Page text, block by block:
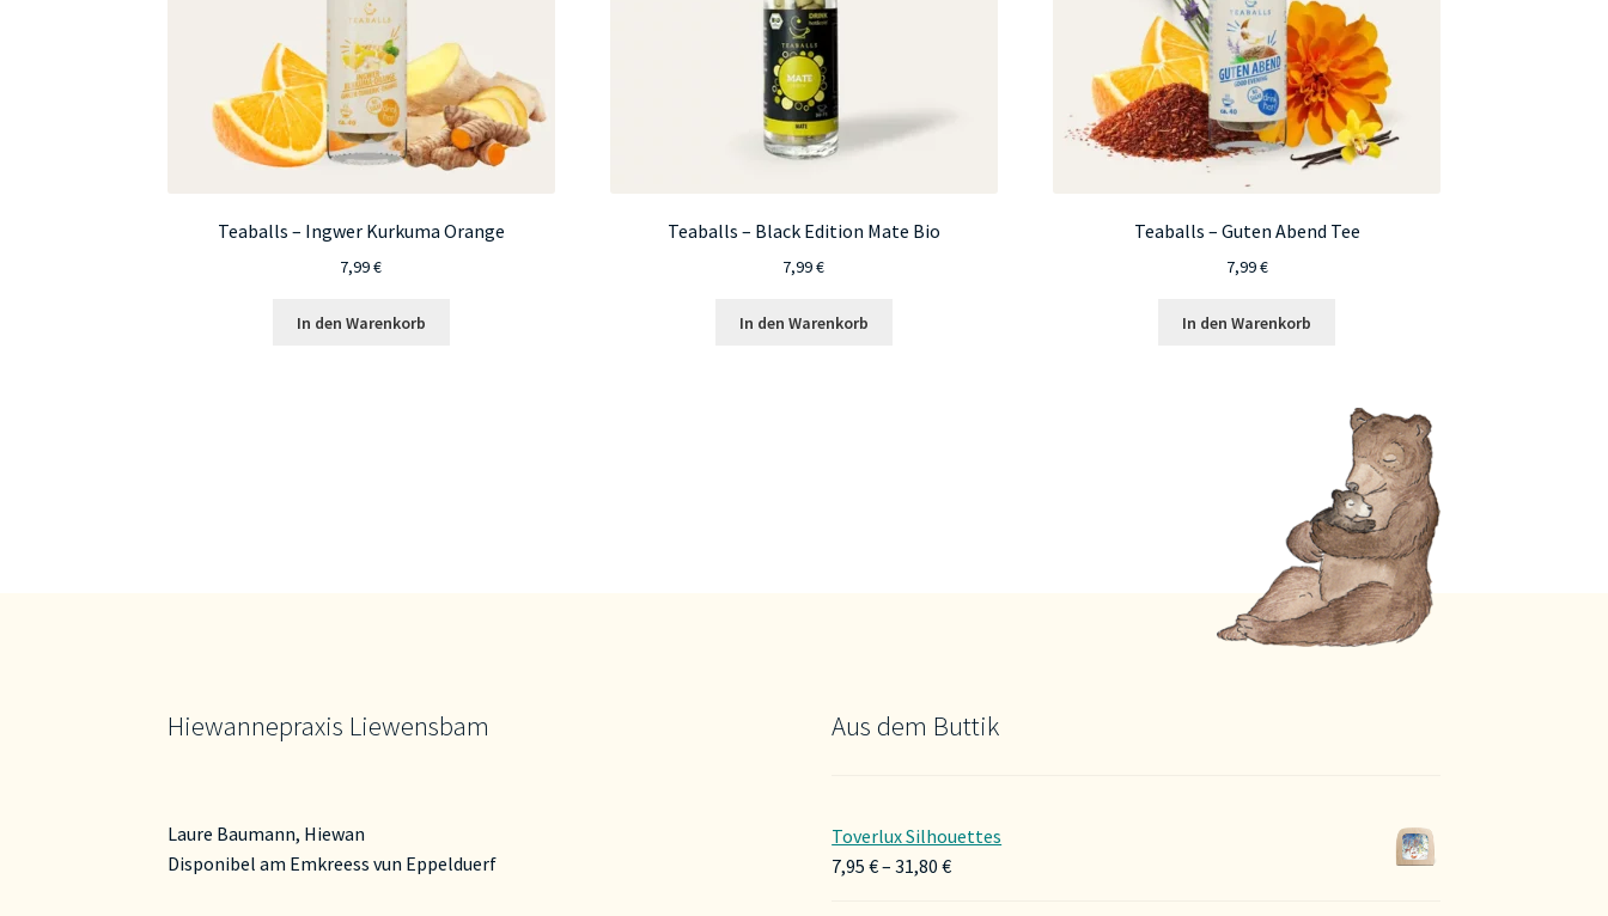
Teaballs – Ingwer Kurkuma Orange
7,99€
In den Warenkorb
Teaballs – Black Edition Mate Bio
7,99€
In den Warenkorb
Teaballs – Guten Abend Tee
7,99€
In den Warenkorb
Hiewannepraxis Liewensbam
Laure Baumann, Hiewan
Disponibel am Emkreess vun Eppelduerf
Aus dem Buttik
Toverlux Silhouettes
7,95€–31,80€Preisspanne: